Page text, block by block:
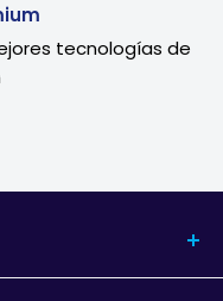
tecnologías de